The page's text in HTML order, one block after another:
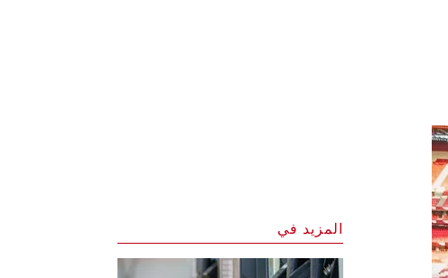
المزيد في